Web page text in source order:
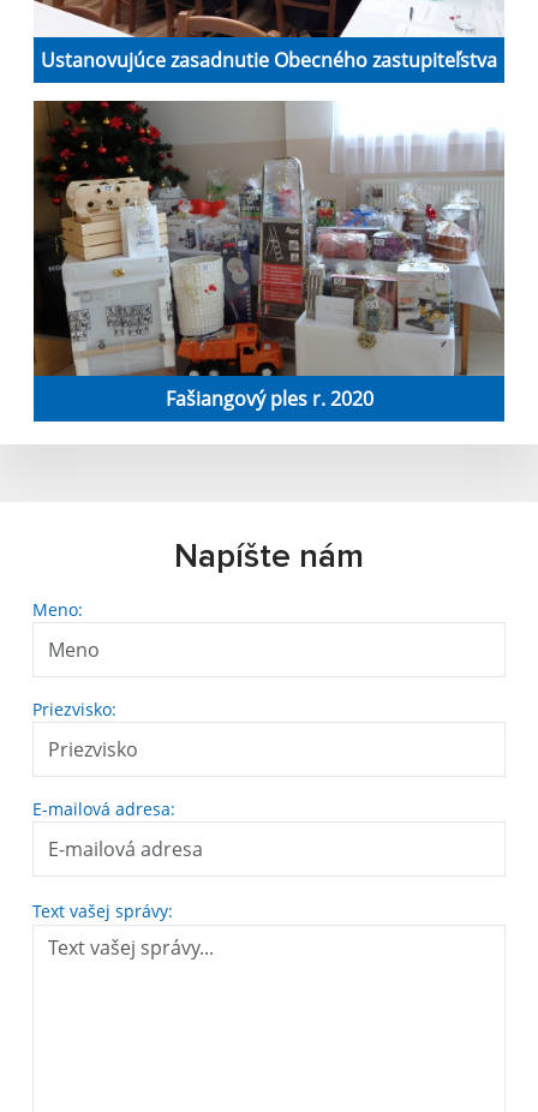
Ustanovujúce zasadnutie Obecného zastupiteľstva
Fašiangový ples r. 2020
Napíšte nám
Meno:
Priezvisko:
E-mailová adresa:
Text vašej správy: